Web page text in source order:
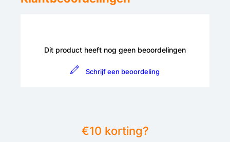
Dit product heeft nog geen beoordelingen
Schrijf een beoordeling
€10 korting?